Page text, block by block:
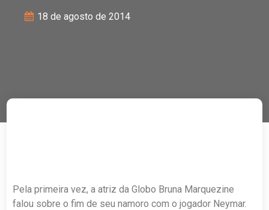
18 de agosto de 2014
Pela primeira vez, a atriz da Globo Bruna Marquezine
falou sobre o fim de seu namoro com o jogador Neymar.